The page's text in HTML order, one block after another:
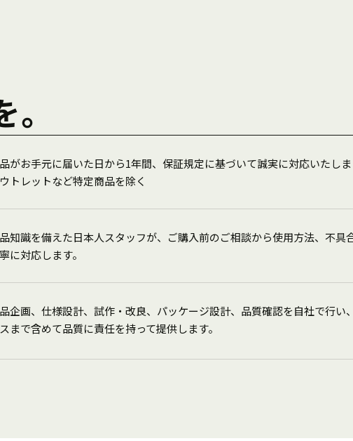
がお手元に届いた日から1年間、保証規定に基づいて誠実に対応いたし
トレットなど特定商品を除く
知識を備えた日本人スタッフが、ご購入前のご相談から使用方法、不具
に対応します。
企画、仕様設計、試作・改良、パッケージ設計、品質確認を自社で行い
まで含めて品質に責任を持って提供します。